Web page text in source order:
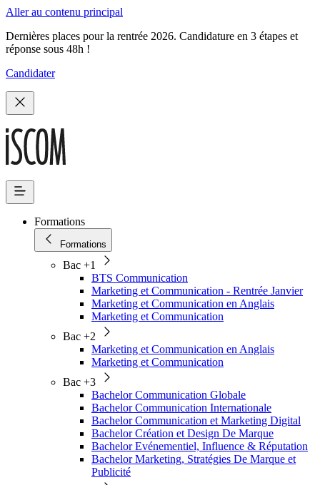
Aller au contenu principal
Dernières places pour la rentrée 2026. Candidature en 3 étapes et
réponse sous 48h !
Candidater
Formations
Formations
Bac +1
BTS Communication
Marketing et Communication - Rentrée Janvier
Marketing et Communication en Anglais
Marketing et Communication
Bac +2
Marketing et Communication en Anglais
Marketing et Communication
Bac +3
Bachelor Communication Globale
Bachelor Communication Internationale
Bachelor Communication et Marketing Digital
Bachelor Création et Design De Marque
Bachelor Evénementiel, Influence & Réputation
Bachelor Marketing, Stratégies De Marque et
Publicité